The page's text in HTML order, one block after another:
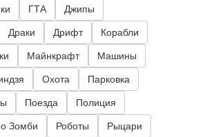
ГТА Джипы
Драки Дрифт Корабли
Майнкрафт Машины
Охота Парковка
Поезда Полиция
Зомби Роботы Рыцари